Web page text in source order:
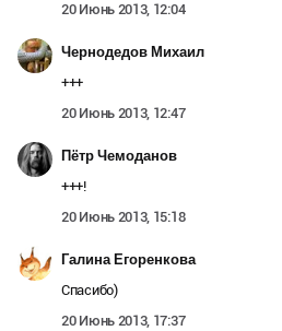
20 Июнь 2013, 12:04
Чернодедов Михаил
+++
20 Июнь 2013, 12:47
Пётр Чемоданов
+++!
20 Июнь 2013, 15:18
Галина Егоренкова
Спасибо)
20 Июнь 2013, 17:37